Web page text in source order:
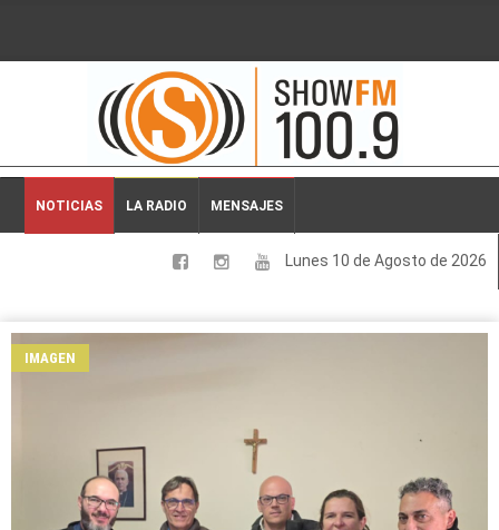
2026-08-10 02:41:18
NOTICIAS LA RADIO MENSAJES
Lunes 10 de Agosto de 2026
LOCALES
INTERNACIONALES
IMAGEN